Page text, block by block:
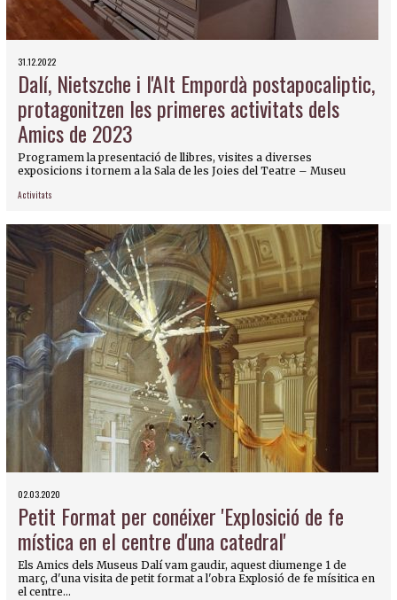
31.12.2022
Dalí, Nietszche i l'Alt Empordà postapocaliptic,
protagonitzen les primeres activitats dels
Amics de 2023
Programem la presentació de llibres, visites a diverses
exposicions i tornem a la Sala de les Joies del Teatre – Museu
Activitats
02.03.2020
Petit Format per conéixer 'Explosició de fe
mística en el centre d'una catedral'
Els Amics dels Museus Dalí vam gaudir, aquest diumenge 1 de
març, d'una visita de petit format a l'obra Explosió de fe mísitica en
el centre...